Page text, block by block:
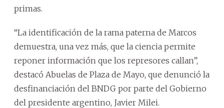
primas.
“La identificación de la rama paterna de Marcos
demuestra, una vez más, que la ciencia permite
reponer información que los represores callan”,
destacó Abuelas de Plaza de Mayo, que denunció la
desfinanciación del BNDG por parte del Gobierno
del presidente argentino, Javier Milei.